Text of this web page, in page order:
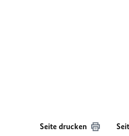
Seite drucken